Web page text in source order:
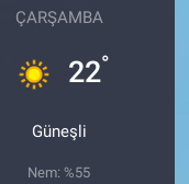
ÇARŞAMBA
22°
Güneşli
Nem: %55